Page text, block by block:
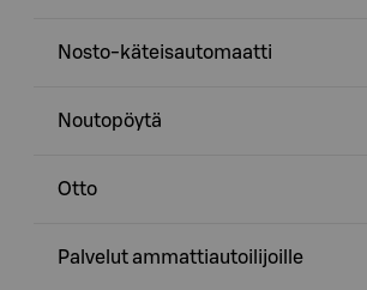
Nosto-käteisautomaatti
Noutopöytä
Otto
Palvelut ammattiautoilijoille